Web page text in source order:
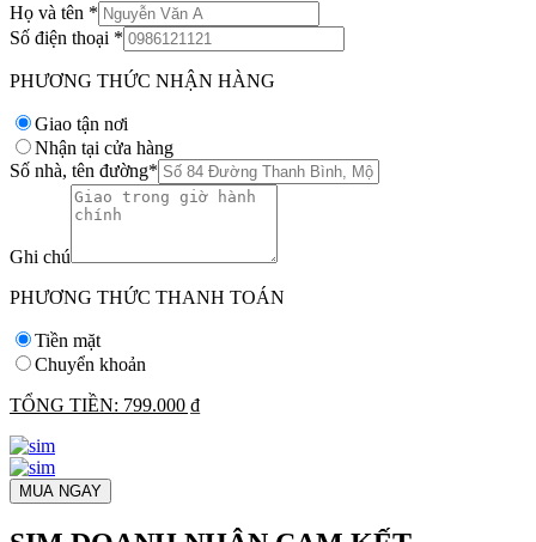
Họ và tên *
Số điện thoại *
PHƯƠNG THỨC NHẬN HÀNG
Giao tận nơi
Nhận tại cửa hàng
Số nhà, tên đường*
Ghi chú
PHƯƠNG THỨC THANH TOÁN
Tiền mặt
Chuyển khoản
TỔNG TIỀN: 799.000 ₫
MUA NGAY